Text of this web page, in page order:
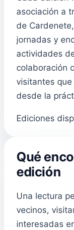
asociación a
de
jornadas y
actividades
colaboración
visitantes
desde la
Ediciones
Qué
edición
Una lectura
vecinos,
interesadas